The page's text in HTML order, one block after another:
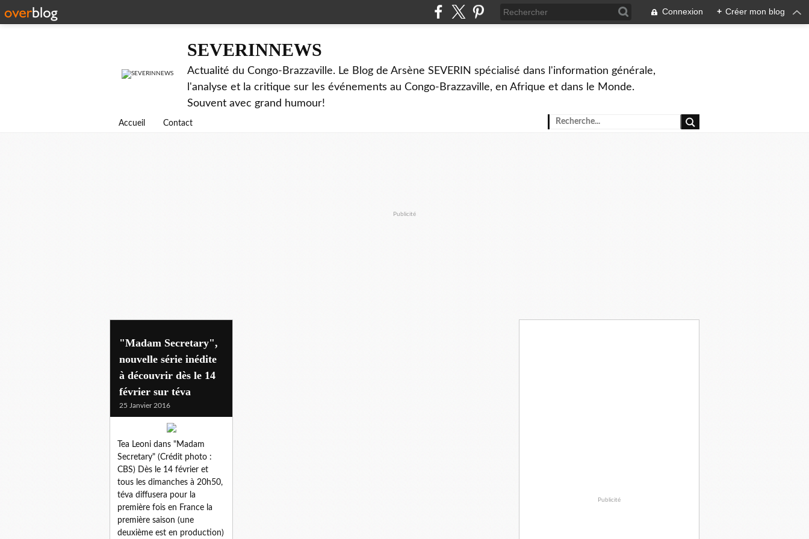
Connexion + Créer mon blog
SEVERINNEWS
Actualité du Congo-Brazzaville. Le Blog de Arsène SEVERIN spécialisé dans l'information générale,
l'analyse et la critique sur les événements au Congo-Brazzaville, en Afrique et dans le Monde.
Souvent avec grand humour!
Accueil Contact
Publicité
teva
"Madam Secretary",
nouvelle série inédite
à découvrir dès le 14
février sur téva
25 Janvier 2016
Tea Leoni dans "Madam
Secretary" (Crédit photo :
CBS) Dès le 14 février et
tous les dimanches à 20h50,
téva diffusera pour la
première fois en France la
première saison (une
deuxième est en production)
Publicité